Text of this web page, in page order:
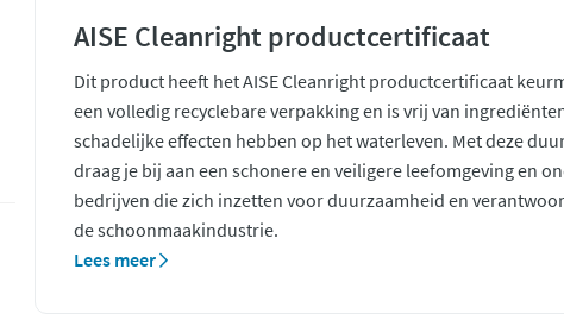
AISE Cleanright productcertificaat
Dit product heeft het AISE Cleanright productcertificaat
een volledig recyclebare verpakking en is vrij van
schadelijke effecten hebben op het waterleven. Met deze
draag je bij aan een schonere en veiligere leefomgeving en
bedrijven die zich inzetten voor duurzaamheid en
de schoonmaakindustrie.
Lees meer